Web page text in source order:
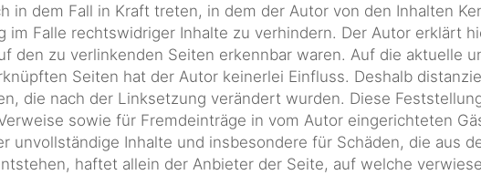
in dem Fall in Kraft treten, in dem der Autor von den Inhalten
im Falle rechtswidriger Inhalte zu verhindern. Der Autor erklärt
den zu verlinkenden Seiten erkennbar waren. Auf die aktuelle
Seiten hat der Autor keinerlei Einfluss. Deshalb
die nach der Linksetzung verändert wurden. Diese
sowie für Fremdeinträge in vom Autor eingerichteten
unvollständige Inhalte und insbesondere für Schäden, die aus
haftet allein der Anbieter der Seite, auf welche